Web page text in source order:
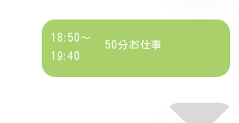
18:50～
19:40
50分お仕事